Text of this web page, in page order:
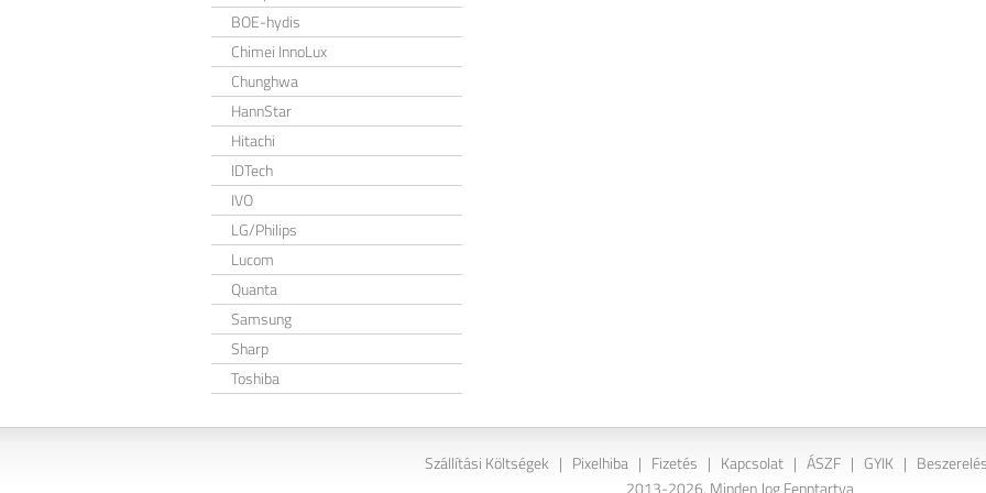
BOE-hydis
Chimei InnoLux
Chunghwa
HannStar
Hitachi
IDTech
IVO
LG/Philips
Lucom
Quanta
Samsung
Sharp
Toshiba
Szállítási Költségek | Pixelhiba | Fizetés | Kapcsolat | ÁSZF | GYIK |
2013-2026. Minden Jog Fenntartva